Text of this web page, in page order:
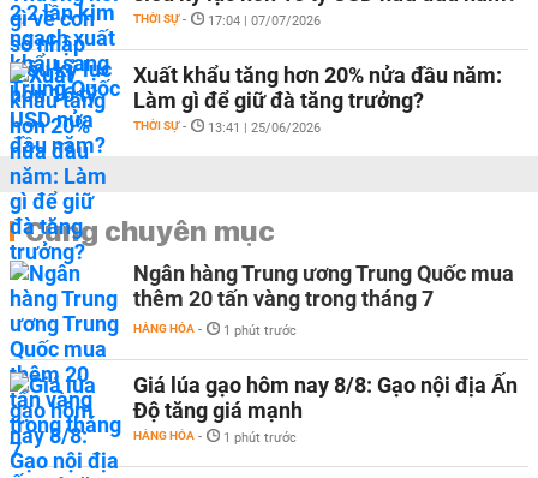
THỜI SỰ - 17:04 | 07/07/2026
Xuất khẩu tăng hơn 20% nửa đầu năm:
Làm gì để giữ đà tăng trưởng?
THỜI SỰ - 13:41 | 25/06/2026
Cùng chuyên mục
Ngân hàng Trung ương Trung Quốc mua
thêm 20 tấn vàng trong tháng 7
HÀNG HÓA - 1 phút trước
Giá lúa gạo hôm nay 8/8: Gạo nội địa Ấn
Độ tăng giá mạnh
HÀNG HÓA - 1 phút trước